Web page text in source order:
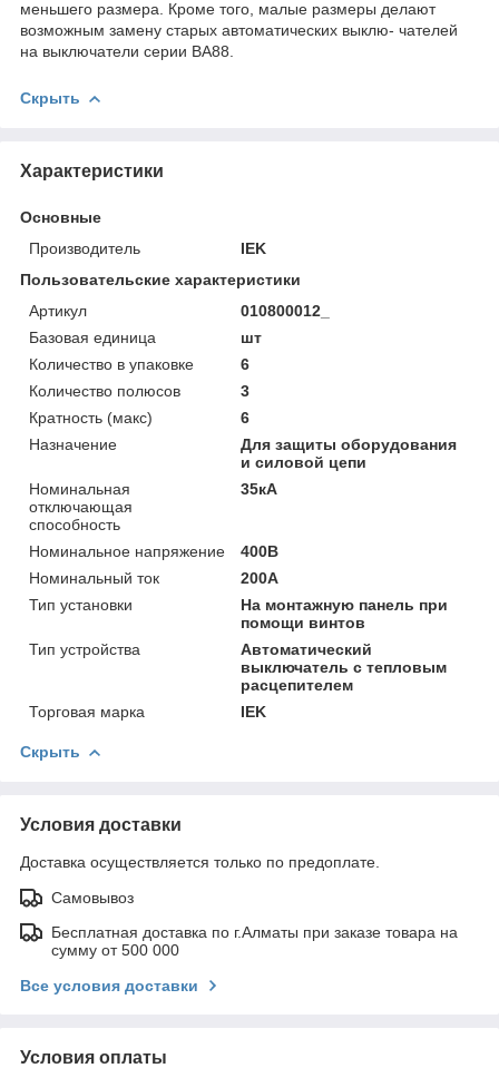
меньшего размера. Кроме того, малые размеры делают
возможным замену старых автоматических выклю- чателей
на выключатели серии ВА88.
Скрыть
Характеристики
Основные
Производитель
IEK
Пользовательские характеристики
Артикул
010800012_
Базовая единица
шт
Количество в упаковке
6
Количество полюсов
3
Кратность (макс)
6
Назначение
Для защиты оборудования
и силовой цепи
Номинальная
отключающая
способность
35кА
Номинальное напряжение
400В
Номинальный ток
200А
Тип установки
На монтажную панель при
помощи винтов
Тип устройства
Автоматический
выключатель с тепловым
расцепителем
Торговая марка
IEK
Скрыть
Условия доставки
Доставка осуществляется только по предоплате.
Самовывоз
Бесплатная доставка по г.Алматы при заказе товара на
сумму от 500 000
Все условия доставки
Условия оплаты